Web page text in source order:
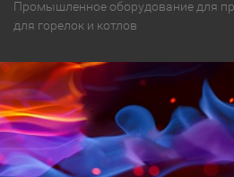
Промышленное оборудование для
для горелок и котлов